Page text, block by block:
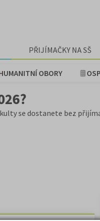
PŘIJÍMAČKY NA SŠ
OBORY
se dostanete bez